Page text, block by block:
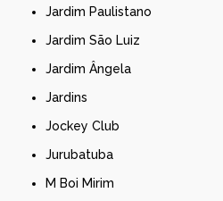
Jardim Paulistano
Jardim São Luiz
Jardim Ângela
Jardins
Jockey Club
Jurubatuba
M Boi Mirim